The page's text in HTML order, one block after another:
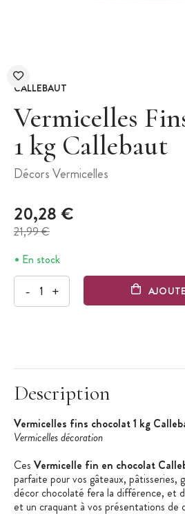
CALLEBAUT
Vermicelles
1 kg Callebaut
Décors Vermicelles
20,28 €
21,99 €
En stock
- +
Description
Vermicelles fins chocolat 1 kg
Vermicelles décoration
Ces Vermicelle fin en chocolat
parfaite pour vos gâteaux, pâtisseries,
décor chocolaté fera la différence, et
et un craquant à vos présentations de